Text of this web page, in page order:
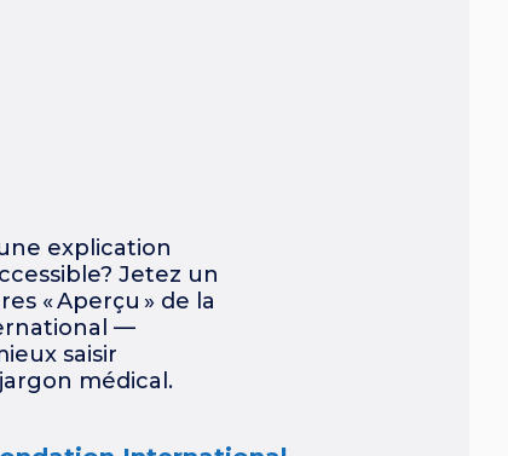
explication
Jetez un
« Aperçu » de la
—
saisir
jargon médical.